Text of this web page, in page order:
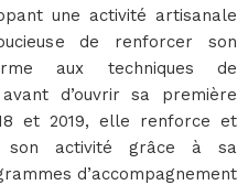
une activité artisanale
de renforcer son
aux techniques de
d’ouvrir sa première
et 2019, elle renforce et
son activité grâce à sa
d’accompagnement